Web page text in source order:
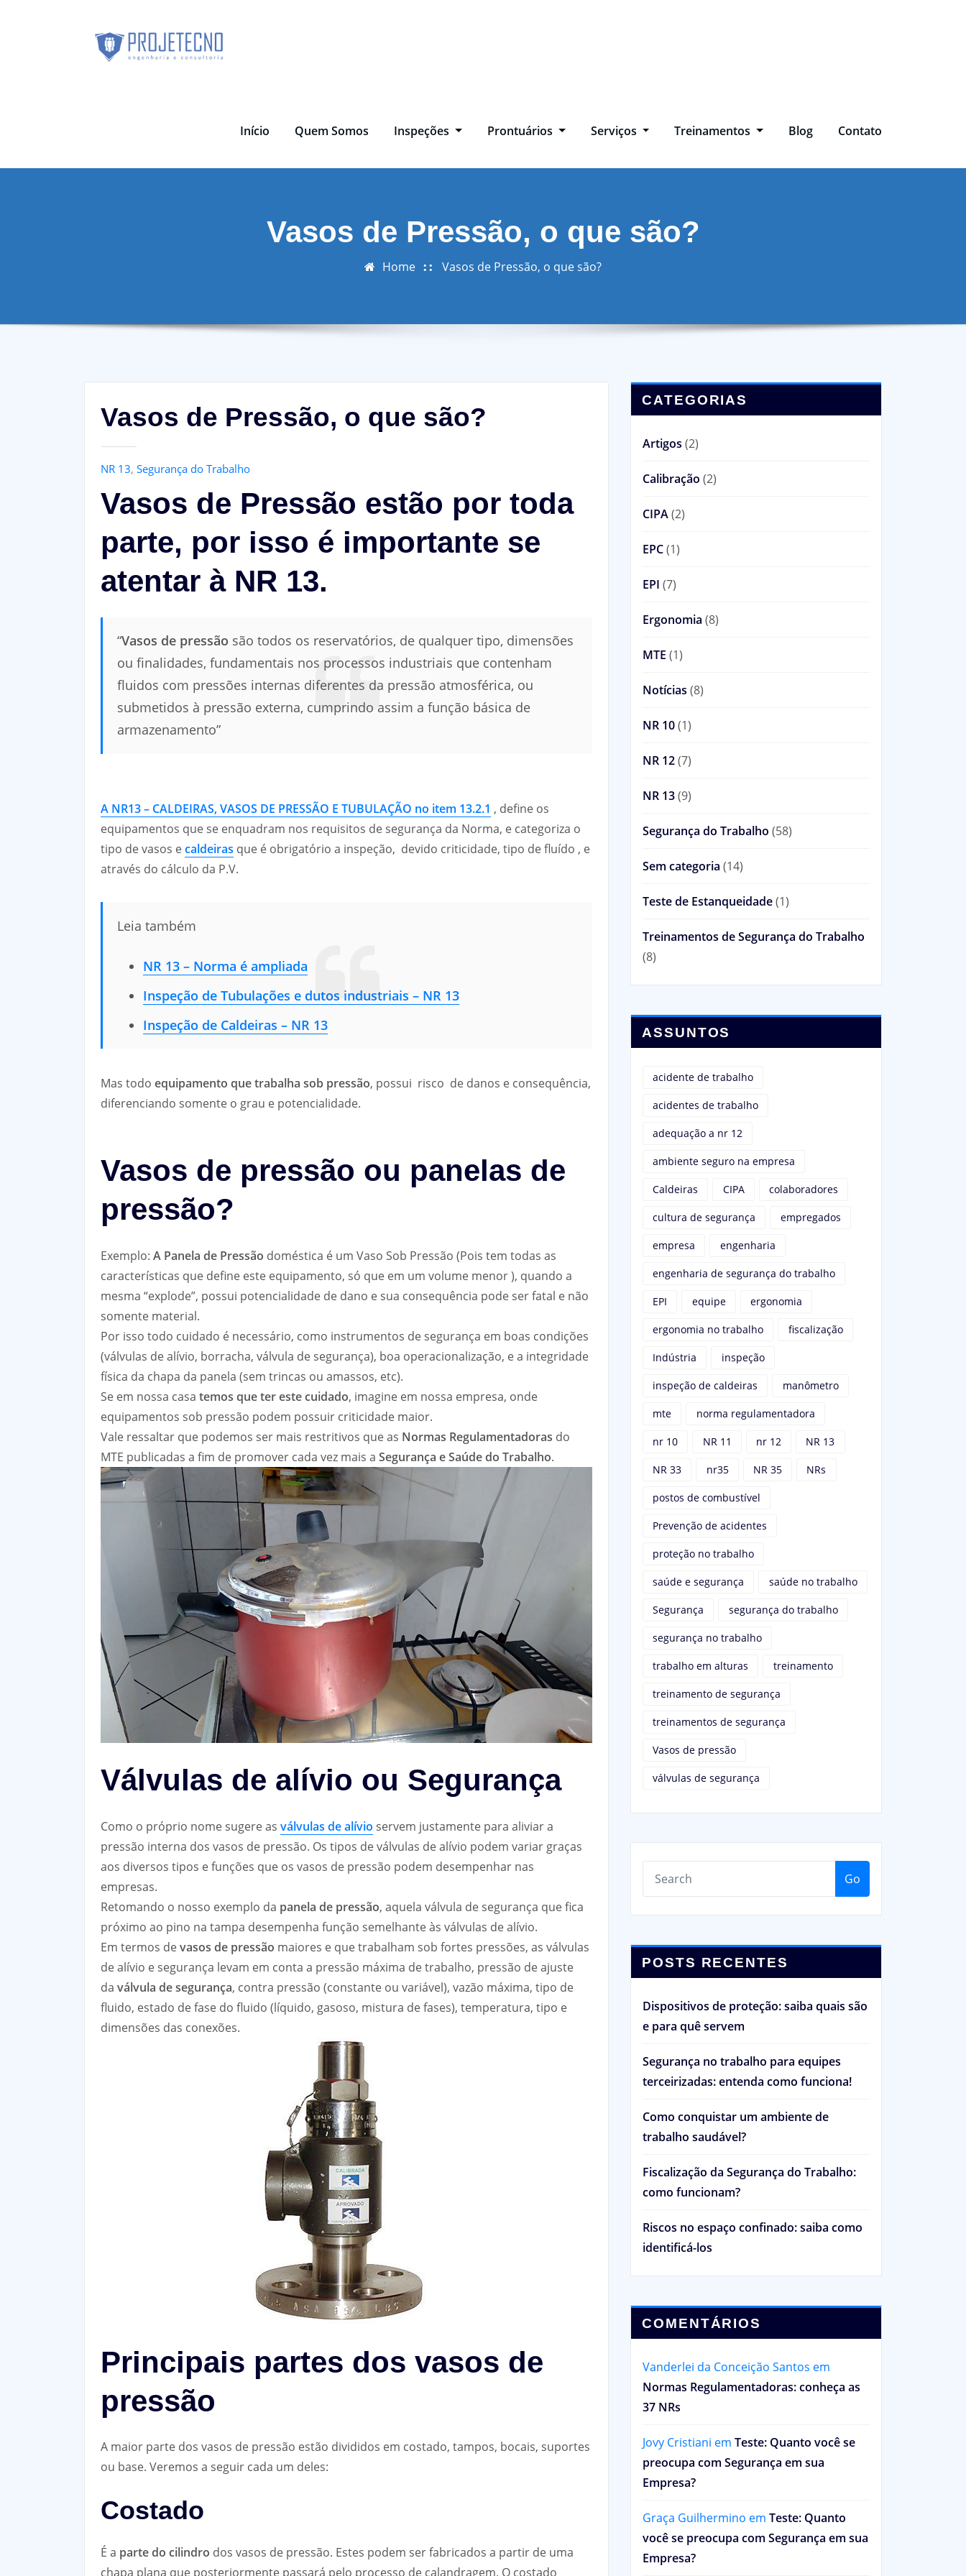
Início Quem Somos Inspeções Prontuários Serviços Treinamentos Blog Contato
Vasos de Pressão, o que são?
Home Vasos de Pressão, o que são?
Vasos de Pressão, o que são?
NR 13, Segurança do Trabalho
Vasos de Pressão estão por toda
parte, por isso é importante se
atentar à NR 13.
“Vasos de pressão são todos os reservatórios, de qualquer tipo, dimensões
ou finalidades, fundamentais nos processos industriais que contenham
fluidos com pressões internas diferentes da pressão atmosférica, ou
submetidos à pressão externa, cumprindo assim a função básica de
armazenamento”
A NR13 – CALDEIRAS, VASOS DE PRESSÃO E TUBULAÇÃO no item 13.2.1 , define os
equipamentos que se enquadram nos requisitos de segurança da Norma, e categoriza o
tipo de vasos ecaldeiras que é obrigatório a inspeção, devido criticidade, tipo de fluído , e
através do cálculo da P.V.
Leia também
NR 13 – Norma é ampliada
Inspeção de Tubulações e dutos industriais – NR 13
Inspeção de Caldeiras – NR 13
Mas todo equipamento que trabalha sob pressão, possui risco de danos e consequência,
diferenciando somente o grau e potencialidade.
Vasos de pressão ou panelas de
pressão?
Exemplo: A Panela de Pressão doméstica é um Vaso Sob Pressão (Pois tem todas as
características que define este equipamento, só que em um volume menor ), quando a
mesma “explode”, possui potencialidade de dano e sua consequência pode ser fatal e não
somente material.
Por isso todo cuidado é necessário, como instrumentos de segurança em boas condições
(válvulas de alívio, borracha, válvula de segurança), boa operacionalização, e a integridade
física da chapa da panela (sem trincas ou amassos, etc).
Se em nossa casa temos que ter este cuidado, imagine em nossa empresa, onde
equipamentos sob pressão podem possuir criticidade maior.
Vale ressaltar que podemos ser mais restritivos que as Normas Regulamentadoras do
MTE publicadas a fim de promover cada vez mais a Segurança e Saúde do Trabalho.
Válvulas de alívio ou Segurança
Como o próprio nome sugere as válvulas de alívio servem justamente para aliviar a
pressão interna dos vasos de pressão. Os tipos de válvulas de alívio podem variar graças
aos diversos tipos e funções que os vasos de pressão podem desempenhar nas
empresas.
Retomando o nosso exemplo da panela de pressão, aquela válvula de segurança que fica
próximo ao pino na tampa desempenha função semelhante às válvulas de alívio.
Em termos devasos de pressão maiores e que trabalham sob fortes pressões, as válvulas
de alívio e segurança levam em conta a pressão máxima de trabalho, pressão de ajuste
da válvula de segurança, contra pressão (constante ou variável), vazão máxima, tipo de
fluido, estado de fase do fluido (líquido, gasoso, mistura de fases), temperatura, tipo e
dimensões das conexões.
Principais partes dos vasos de
pressão
A maior parte dos vasos de pressão estão divididos em costado, tampos, bocais, suportes
ou base. Veremos a seguir cada um deles:
Costado
É a parte do cilindro dos vasos de pressão. Estes podem ser fabricados a partir de uma
chapa plana que posteriormente passará pelo processo de calandragem. O costado
CATEGORIAS
Artigos (2)
Calibração (2)
CIPA(2)
EPC(1)
EPI (7)
Ergonomia (8)
MTE (1)
Notícias (8)
NR 10(1)
NR 12(7)
NR 13(9)
Segurança do Trabalho (58)
Sem categoria (14)
Teste de Estanqueidade(1)
Treinamentos de Segurança do Trabalho
(8)
ASSUNTOS
acidente de trabalho
acidentes de trabalho
adequação a nr 12
ambiente seguro na empresa
Caldeiras CIPA colaboradores
cultura de segurança empregados
empresa engenharia
engenharia de segurança do trabalho
EPI equipe ergonomia
ergonomia no trabalho fiscalização
Indústria inspeção
inspeção de caldeiras manômetro
mte norma regulamentadora
nr 10 NR 11 nr 12 NR 13
NR 33 nr35 NR 35 NRs
postos de combustível
Prevenção de acidentes
proteção no trabalho
saúde e segurança saúde no trabalho
Segurança segurança do trabalho
segurança no trabalho
trabalho em alturas treinamento
treinamento de segurança
treinamentos de segurança
Vasos de pressão
válvulas de segurança
Go
POSTS RECENTES
Dispositivos de proteção: saiba quais são
e para quê servem
Segurança no trabalho para equipes
terceirizadas: entenda como funciona!
Como conquistar um ambiente de
trabalho saudável?
Fiscalização da Segurança do Trabalho:
como funcionam?
Riscos no espaço confinado: saiba como
identificá-los
COMENTÁRIOS
Vanderlei da Conceição Santos em
Normas Regulamentadoras: conheça as
37 NRs
Jovy Cristiani em Teste: Quanto você se
preocupa com Segurança em sua
Empresa?
Graça Guilhermino em Teste: Quanto
você se preocupa com Segurança em sua
Empresa?